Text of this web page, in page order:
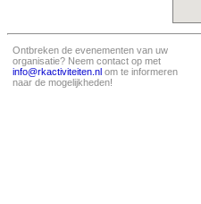
Ontbreken de evenementen van uw
organisatie? Neem contact op met
info@rkactiviteiten.nl om te informeren
naar de mogelijkheden!